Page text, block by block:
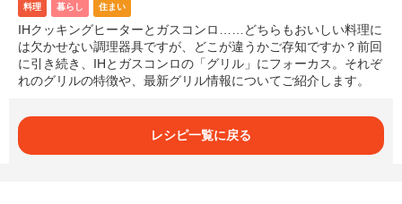
料理 暮らし 住まい
IHクッキングヒーターとガスコンロ……どちらもおいしい料理に
は欠かせない調理器具ですが、どこが違うかご存知ですか？前回
に引き続き、IHとガスコンロの「グリル」にフォーカス。それぞ
れのグリルの特徴や、最新グリル情報についてご紹介します。
レシピ一覧に戻る